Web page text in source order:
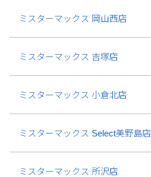
ミスターマックス 岡山西店
ミスターマックス 吉塚店
ミスターマックス 小倉北店
ミスターマックス Select美野島店
ミスターマックス 所沢店